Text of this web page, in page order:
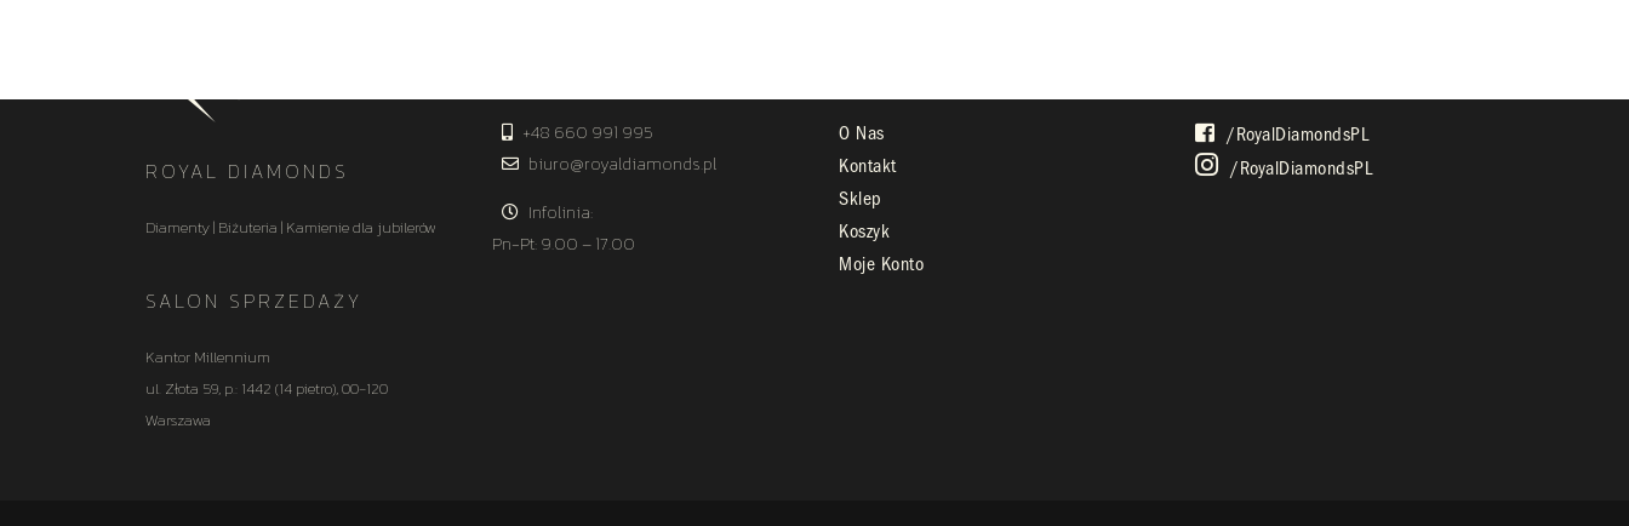
ROYAL DIAMONDS
Diamenty | Biżuteria | Kamienie dla jubilerów
SALON SPRZEDAŻY
Kantor Millennium
ul. Złota 59, p.: 1442 (14 pietro), 00-120
Warszawa
+48 660 991 995
biuro@royaldiamonds.pl
Infolinia:
Pn-Pt: 9.00 – 17.00
O Nas
Kontakt
Sklep
Koszyk
Moje Konto
/royalDiamondsPL
/royalDiamondsPL